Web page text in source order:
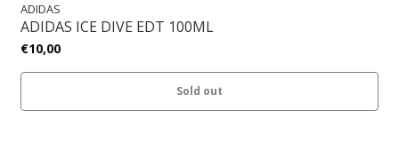
ADIDAS
ADIDAS ICE DIVE EDT 100ML
€10,00
Sold out